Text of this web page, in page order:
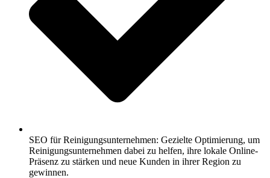
SEO für Reinigungsunternehmen: Gezielte Optimierung, um
Reinigungsunternehmen dabei zu helfen, ihre lokale Online-
Präsenz zu stärken und neue Kunden in ihrer Region zu
gewinnen.